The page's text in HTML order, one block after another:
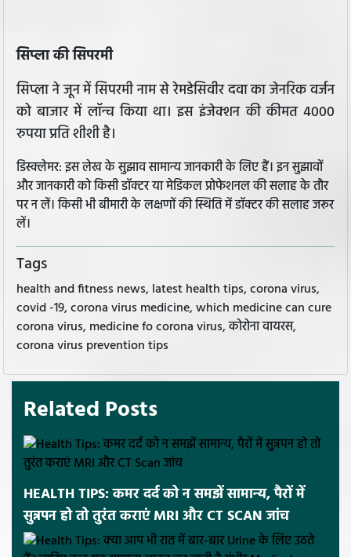
सिप्ला की सिपरमी
सिप्ला ने जून में सिपरमी नाम से रेमडेसिवीर दवा का जेनरिक वर्जन
को बाजार में लॉन्च किया था। इस इंजेक्शन की कीमत 4000
रुपया प्रति शीशी है।
डिस्क्लेमर: इस लेख के सुझाव सामान्य जानकारी के लिए हैं। इन सुझावों
और जानकारी को किसी डॉक्टर या मेडिकल प्रोफेशनल की सलाह के तौर
पर न लें। किसी भी बीमारी के लक्षणों की स्थिति में डॉक्टर की सलाह जरूर
लें।
Tags
health and fitness news, latest health tips, corona virus,
covid -19, corona virus medicine, which medicine can cure
corona virus, medicine fo corona virus, कोरोना वायरस,
corona virus prevention tips
Related Posts
HEALTH TIPS: कमर दर्द को न समझें सामान्य, पैरों में
सुन्नपन हो तो तुरंत कराएं MRI और CT SCAN जांच